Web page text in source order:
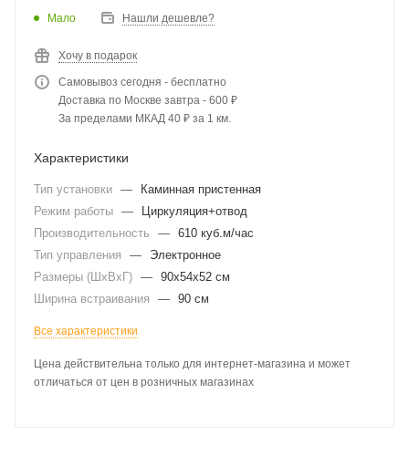
Мало Нашли дешевле?
Хочу в подарок
Самовывоз сегодня - бесплатно
Доставка по Москве завтра - 600 ₽
За пределами МКАД 40 ₽ за 1 км.
Характеристики
Тип установки —
Каминная пристенная
Режим работы —
Циркуляция+отвод
Производительность
— 610 куб.м/час
Тип управления
—
Электронное
Размеры (ШхВхГ) — 90x54x52 см
Ширина встраивания
— 90 см
Все характеристики
Цена действительна только для интернет-магазина и может
отличаться от цен в розничных магазинах